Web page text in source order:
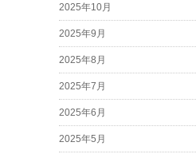
2025年10月
2025年9月
2025年8月
2025年7月
2025年6月
2025年5月